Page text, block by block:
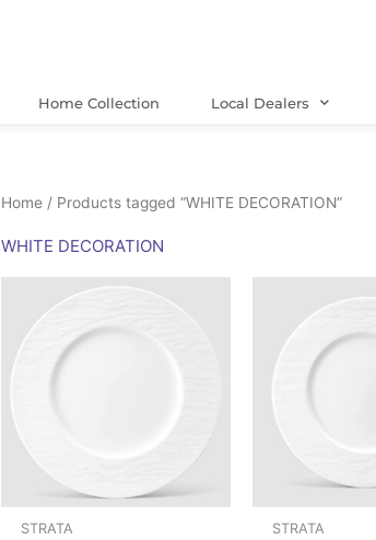
Home Collection Local Dealers
Home / Products tagged “WHITE DECORATION”
WHITE DECORATION
STRATA STRATA